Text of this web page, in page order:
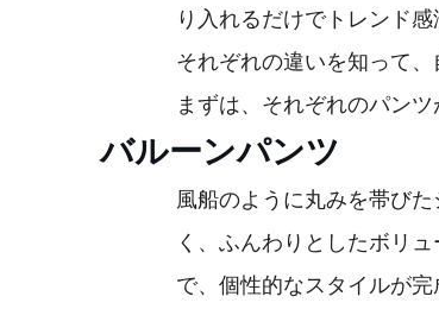
り入れるだけでトレンド
それぞれの違いを知って、
まずは、それぞれのパン
バルーンパンツ
風船のように丸みを帯び
く、ふんわりとしたボリ
で、個性的なスタイルが完